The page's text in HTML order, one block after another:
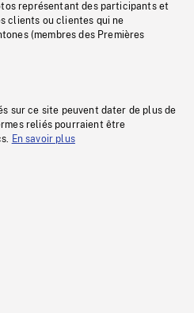
représentant des participants et
clients ou clientes qui ne
(membres des Premières
sur ce site peuvent dater de plus de
reliés pourraient être
En savoir plus